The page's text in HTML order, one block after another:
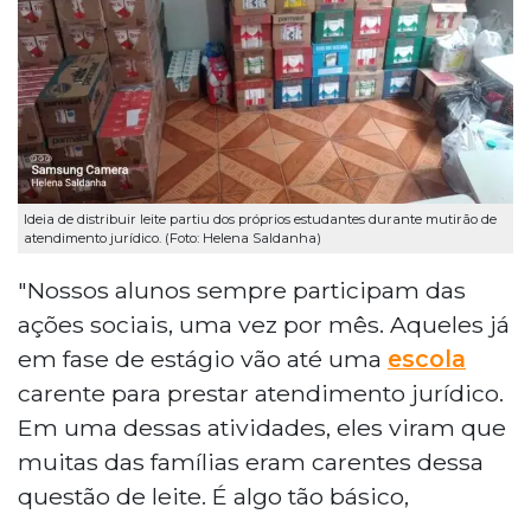
Ideia de distribuir leite partiu dos próprios estudantes durante mutirão de
atendimento jurídico. (Foto: Helena Saldanha)
"Nossos alunos sempre participam das
ações sociais, uma vez por mês. Aqueles já
em fase de estágio vão até uma escola
carente para prestar atendimento jurídico.
Em uma dessas atividades, eles viram que
muitas das famílias eram carentes dessa
questão de leite. É algo tão básico,